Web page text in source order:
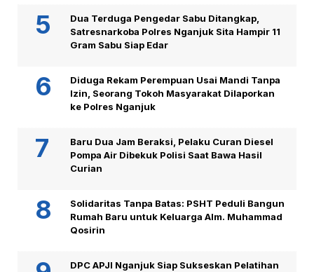
Dua Terduga Pengedar Sabu Ditangkap,
Satresnarkoba Polres Nganjuk Sita Hampir 11
Gram Sabu Siap Edar
Diduga Rekam Perempuan Usai Mandi Tanpa
Izin, Seorang Tokoh Masyarakat Dilaporkan
ke Polres Nganjuk
Baru Dua Jam Beraksi, Pelaku Curan Diesel
Pompa Air Dibekuk Polisi Saat Bawa Hasil
Curian
Solidaritas Tanpa Batas: PSHT Peduli Bangun
Rumah Baru untuk Keluarga Alm. Muhammad
Qosirin
DPC APJI Nganjuk Siap Sukseskan Pelatihan